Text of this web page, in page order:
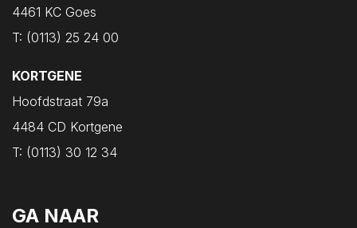
4461 KC Goes
T: (0113) 25 24 00
KORTGENE
Hoofdstraat 79a
4484 CD Kortgene
T: (0113) 30 12 34
GA NAAR
Oostdijk
Oosterland
Oost-Souburg
Oudelande
Oud-Vossemeer
Ouwerkerk
Poortvliet